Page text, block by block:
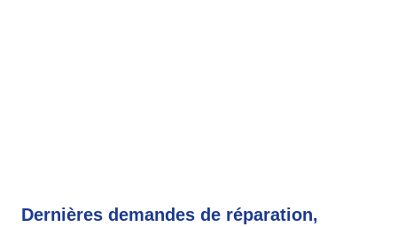
Dernières demandes de réparation,